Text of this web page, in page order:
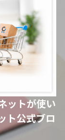
ットが使い
ト公式ブロ